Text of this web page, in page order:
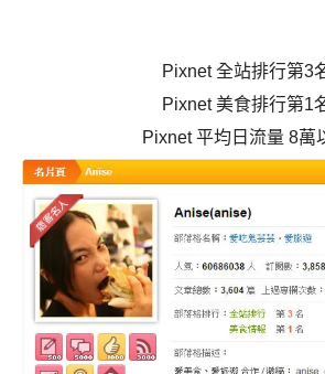
Pixnet 全站排行第3
Pixnet 美食排行第1
Pixnet 平均日流量 8萬